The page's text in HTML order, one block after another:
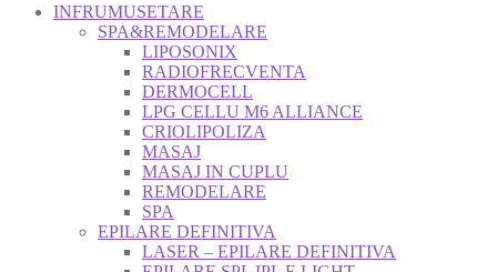
INFRUMUSETARE
SPA&REMODELARE
LIPOSONIX
RADIOFRECVENTA
DERMOCELL
LPG CELLU M6 ALLIANCE
CRIOLIPOLIZA
MASAJ
MASAJ IN CUPLU
REMODELARE
SPA
EPILARE DEFINITIVA
LASER – EPILARE DEFINITIVA